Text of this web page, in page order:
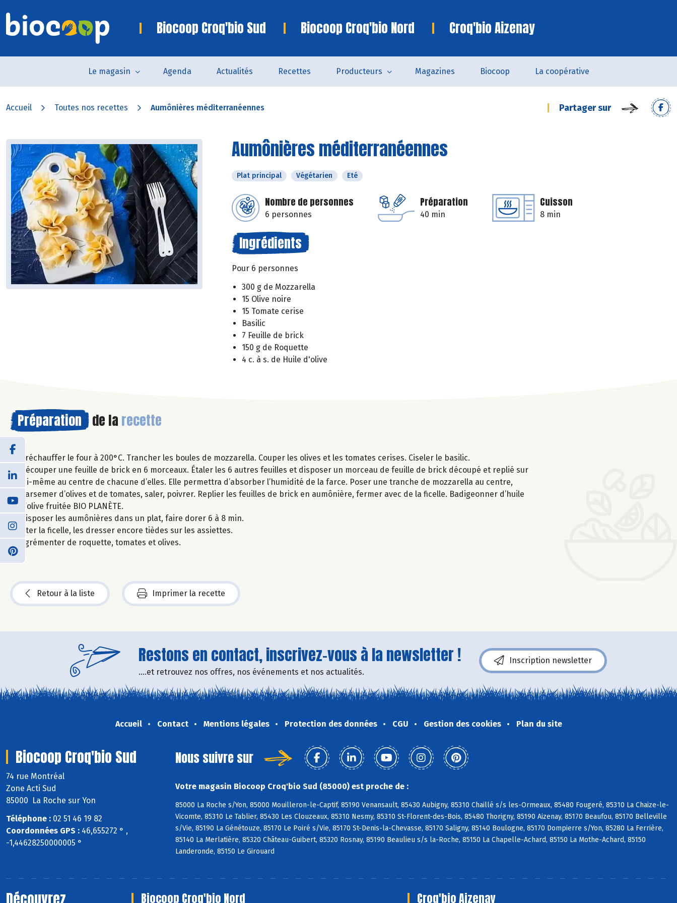
Biocoop Croq'bio Sud Biocoop Croq'bio Nord Croq'bio Aizenay
Le magasin Agenda Actualités Recettes Producteurs Magazines Biocoop La coopérative
Accueil Toutes nos recettes Aumônières méditerranéennes Partager sur
Aumônières méditerranéennes
Plat principal Végétarien Eté
Nombre de personnes
6 personnes
Préparation
40 min
Cuisson
8 min
Ingrédients
Pour 6 personnes
300 g de Mozzarella
15 Olive noire
15 Tomate cerise
Basilic
7 Feuille de brick
150 g de Roquette
4 c. à s. de Huile d'olive
Préparation de la recette
Préchauffer le four à 200°C. Trancher les boules de mozzarella. Couper les olives et les tomates cerises. Ciseler le basilic.
Découper une feuille de brick en 6 morceaux. Étaler les 6 autres feuilles et disposer un morceau de feuille de brick découpé et replié sur
lui-même au centre de chacune d’elles. Elle permettra d’absorber l’humidité de la farce. Poser une tranche de mozzarella au centre,
parsemer d’olives et de tomates, saler, poivrer. Replier les feuilles de brick en aumônière, fermer avec de la ficelle. Badigeonner d’huile
d’olive fruitée BIO PLANÈTE.
Disposer les aumônières dans un plat, faire dorer 6 à 8 min.
Ôter la ficelle, les dresser encore tièdes sur les assiettes.
Agrémenter de roquette, tomates et olives.
Retour à la liste Imprimer la recette
Restons en contact, inscrivez-vous à la newsletter !
....et retrouvez nos offres, nos événements et nos actualités.
Inscription newsletter
Accueil Contact Mentions légales Protection des données CGU Gestion des cookies Plan du site
Biocoop Croq'bio Sud
74 rue Montréal
Zone Acti Sud
85000 La Roche sur Yon
Téléphone : 02 51 46 19 82
Coordonnées GPS : 46,655272 ° ,
-1,44628250000005 °
Nous suivre sur
Votre magasin Biocoop Croq'bio Sud (85000) est proche de :
85000 La Roche s/Yon, 85000 Mouilleron-le-Captif, 85190 Venansault, 85430 Aubigny, 85310 Chaillé s/s les-Ormeaux, 85480 Fougeré, 85310 La Chaize-le-
Vicomte, 85310 Le Tablier, 85430 Les Clouzeaux, 85310 Nesmy, 85310 St-Florent-des-Bois, 85480 Thorigny, 85190 Aizenay, 85170 Beaufou, 85170 Belleville
s/Vie, 85190 La Génétouze, 85170 Le Poiré s/Vie, 85170 St-Denis-la-Chevasse, 85170 Saligny, 85140 Boulogne, 85170 Dompierre s/Yon, 85280 La Ferrière,
85140 La Merlatière, 85320 Château-Guibert, 85320 Rosnay, 85190 Beaulieu s/s la-Roche, 85150 La Chapelle-Achard, 85150 La Mothe-Achard, 85150
Landeronde, 85150 Le Girouard
Biocoop Croq'bio Nord Croq'bio Aizenay